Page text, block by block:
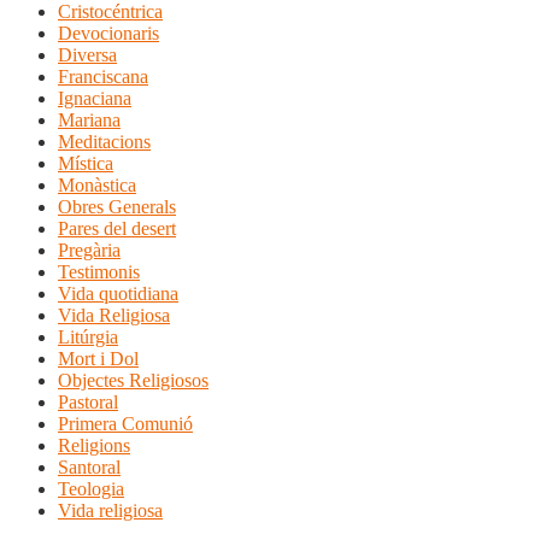
Cristocéntrica
Devocionaris
Diversa
Franciscana
Ignaciana
Mariana
Meditacions
Mística
Monàstica
Obres Generals
Pares del desert
Pregària
Testimonis
Vida quotidiana
Vida Religiosa
Litúrgia
Mort i Dol
Objectes Religiosos
Pastoral
Primera Comunió
Religions
Santoral
Teologia
Vida religiosa